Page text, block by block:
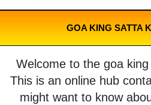
GOA KING SATTA
Welcome to the goa
This is an online hub
might want to know